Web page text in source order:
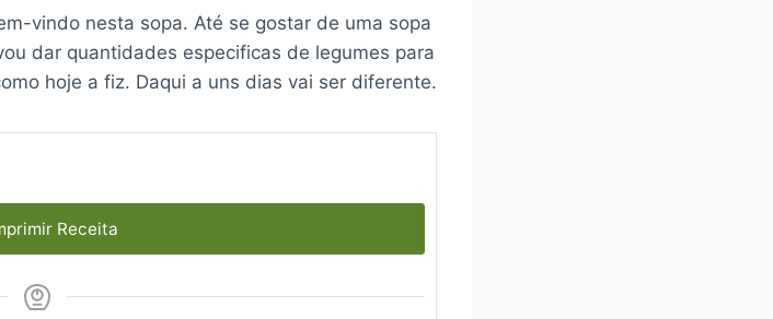
vindo nesta sopa. Até se gostar de uma sopa
dar quantidades especificas de legumes para
hoje a fiz. Daqui a uns dias vai ser diferente.
Receita